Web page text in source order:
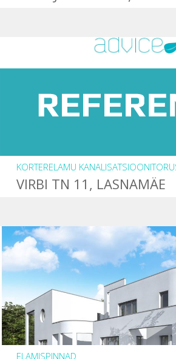
KORTERELAMU
VIRBI TN 11, LASNAMÄE
ELAMISPINNAD